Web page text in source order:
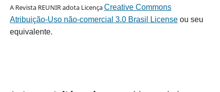
A Revista REUNIR adota LicençaCreative Commons
Atribuição-Uso não-comercial 3.0 Brasil Licenseou seu
equivalente.